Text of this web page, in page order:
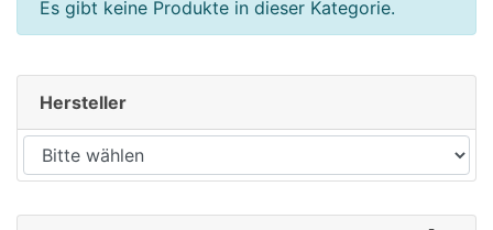
Es gibt keine Produkte in dieser Kategorie.
Hersteller